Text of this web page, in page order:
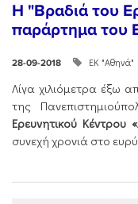
Η "Βραδιά του
παράρτημα του
28-09-2018 ΕΚ "Αθηνά"
Λίγα χιλιόμετρα έξω
της
Ερευνητικού Κέντρου
συνεχή χρονιά στο ευρύ